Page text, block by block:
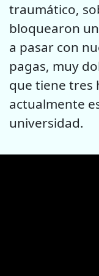
traumático,
bloquearon
a pasar con
pagas, muy
que tiene tres
actualmente
universidad.